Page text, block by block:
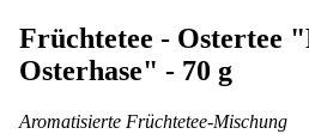
Früchtetee - Ostertee
Osterhase" - 70 g
Aromatisierte Früchtetee-Mischung